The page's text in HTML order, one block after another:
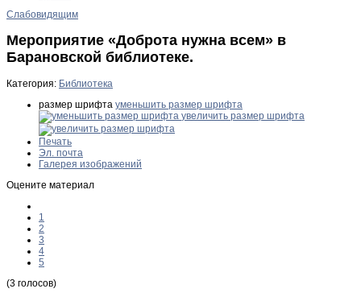
Слабовидящим
Мероприятие «Доброта нужна всем» в
Барановской библиотеке.
Категория: Библиотека
размер шрифта уменьшить размер шрифта
увеличить размер шрифта
Печать
Эл. почта
Галерея изображений
Оцените материал
1
2
3
4
5
(3 голосов)